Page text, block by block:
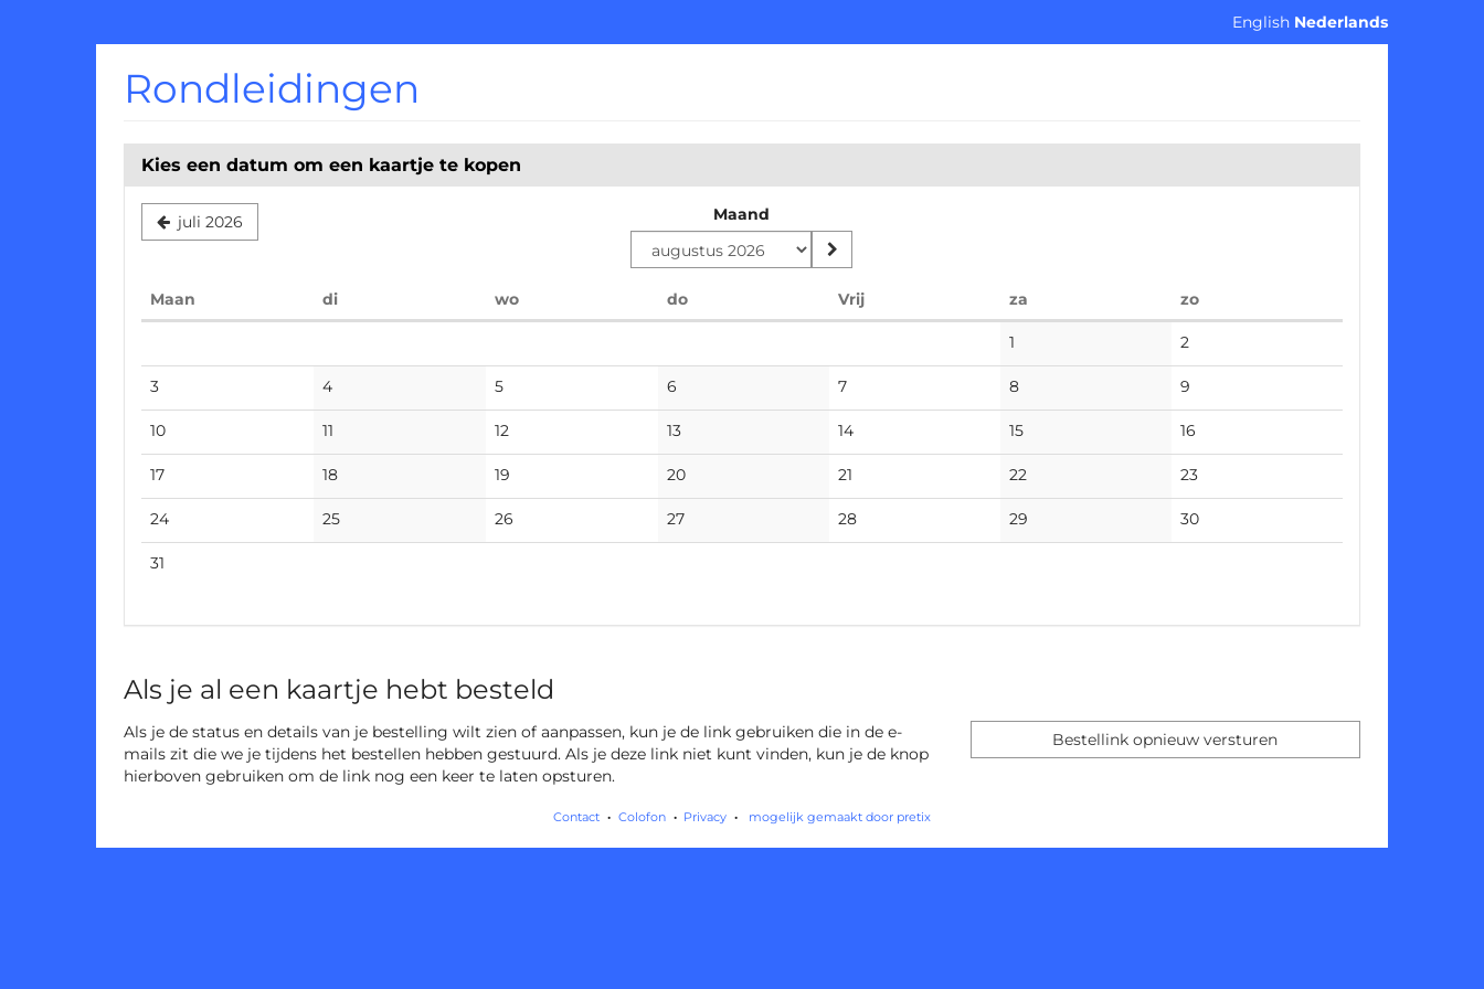
hoofdinhoud
English Nederlands
Rondleidingen
Kies een datum om een kaartje te kopen
juli 2026 Maand
Maan didinsdag wowoensdag dodonderdag Vrijvrijdag za zozondag
1
events
2
events
3No
events
4No
events
5No
events
6
events
7No
events
8No
events
9
events
10No
events
11
events
12
events
13No
events
14No
events
15No
events
16
events
17No
events
18No
events
19
events
20No
events
21
events
22
events
23No
events
24No
events
25No
events
26
events
27No
events
28No
events
29
events
30No
events
31
Als je al een kaartje hebt besteld
Als je de status en details van je bestelling wilt zien of aanpassen, kun je de link gebruiken die in de e-
mails zit die we je tijdens het bestellen hebben gestuurd. Als je deze link niet kunt vinden, kun je de knop
hierboven gebruiken om de link nog een keer te laten opsturen.
Bestellink opnieuw versturen
Contact Colofon Privacy mogelijk gemaakt door pretix